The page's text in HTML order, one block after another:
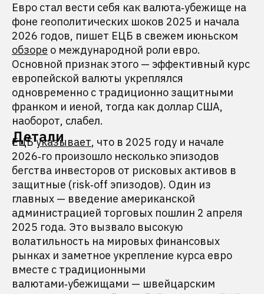
Евро стал вести себя как валюта‑убежище на
фоне геополитических шоков 2025 и начала
2026 годов, пишет ЕЦБ в свежем июньском
обзоре о международной роли евро.
Основной признак этого — эффективный курс
европейской валюты укреплялся
одновременно с традиционно защитными
франком и иеной, тогда как доллар США,
наоборот, слабел.
Детали
ЕЦБуказывает, что в 2025 году и начале
2026‑го произошло несколько эпизодов
бегства инвесторов от рисковых активов в
защитные (risk‑off эпизодов). Один из
главных — введение американской
администрацией торговых пошлин 2 апреля
2025 года. Это вызвало высокую
волатильность на мировых финансовых
рынках и заметное укрепление курса евро
вместе с традиционными
валютами‑убежищами — швейцарским